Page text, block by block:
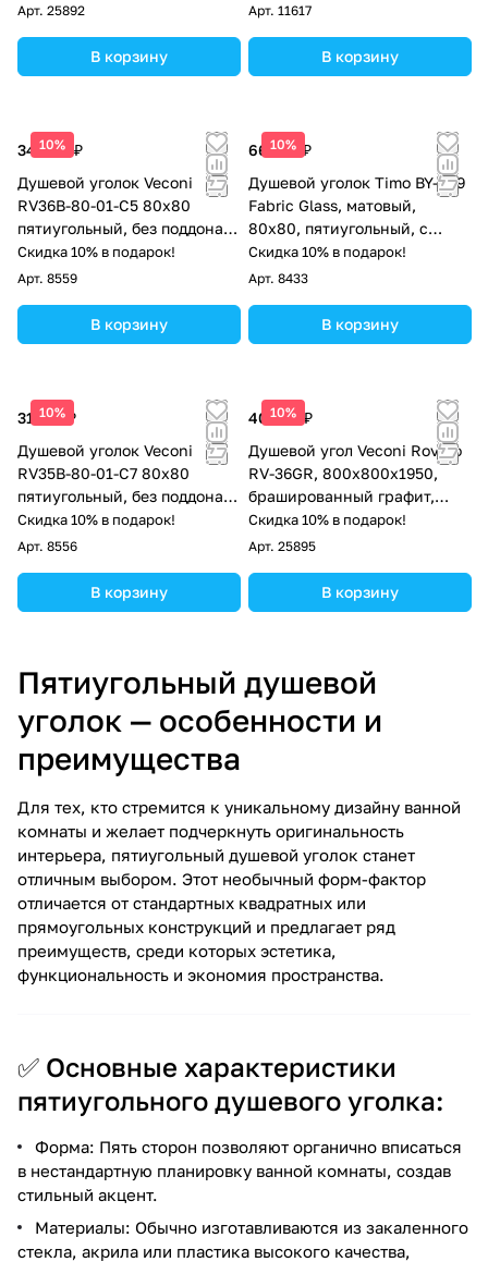
Арт. 25892
В корзину
Арт. 11617
В корзину
10%
34 890 ₽
Душевой уголок Veconi
RV36B-80-01-C5 80х80
пятиугольный, без поддона,
прозрачное стекло, черный
матовый
Скидка 10% в подарок!
Арт. 8559
В корзину
10%
66 675 ₽
Душевой уголок Timo BY-839
Fabric Glass, матовый,
80х80, пятиугольный, с
низким поддоном, хром
Скидка 10% в подарок!
Арт. 8433
В корзину
10%
31 132 ₽
Душевой уголок Veconi
RV35B-80-01-C7 80х80
пятиугольный, без поддона,
прозрачное стекло, черный
матовый
Скидка 10% в подарок!
Арт. 8556
В корзину
10%
40 023 ₽
Душевой угол Veconi Rovigo
RV-36GR, 800x800x1950,
брашированный графит,
стекло прозрачное
Скидка 10% в подарок!
Арт. 25895
В корзину
Пятиугольный душевой
уголок — особенности и
преимущества
Для тех, кто стремится к уникальному дизайну ванной
комнаты и желает подчеркнуть оригинальность
интерьера, пятиугольный душевой уголок станет
отличным выбором. Этот необычный форм-фактор
отличается от стандартных квадратных или
прямоугольных конструкций и предлагает ряд
преимуществ, среди которых эстетика,
функциональность и экономия пространства.
✅ Основные характеристики
пятиугольного душевого уголка:
Форма: Пять сторон позволяют органично вписаться
в нестандартную планировку ванной комнаты, создав
стильный акцент.
Материалы: Обычно изготавливаются из закаленного
стекла, акрила или пластика высокого качества,